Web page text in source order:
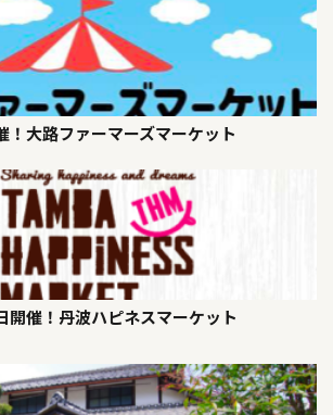
！大路ファーマーズマーケット
開催！丹波ハピネスマーケット